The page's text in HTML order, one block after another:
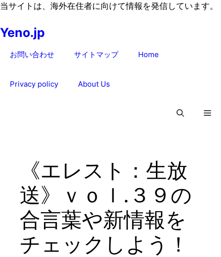
コ
テ
当サイトは、海外在住者に向けて情報を発信しています。
Yeno.jp
お問い合わせ サイトマップ Home
Privacy policy About Us
《エレスト：生放
送》ｖｏｌ.３９の
合言葉や新情報を
チェックしよう！